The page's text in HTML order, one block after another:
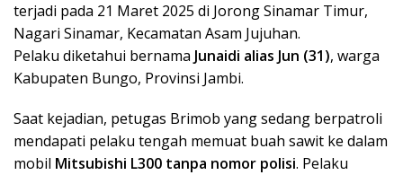
terjadi pada 21 Maret 2025 di Jorong Sinamar Timur,
Nagari Sinamar, Kecamatan Asam Jujuhan.
Pelaku diketahui bernama Junaidi alias Jun (31), warga
Kabupaten Bungo, Provinsi Jambi.
Saat kejadian, petugas Brimob yang sedang berpatroli
mendapati pelaku tengah memuat buah sawit ke dalam
mobil Mitsubishi L300 tanpa nomor polisi. Pelaku